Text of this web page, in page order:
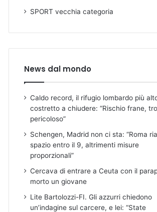
SPORTvecchia categoria
News dal mondo
Caldo record, il rifugio lombardo più
costretto a chiudere: “Rischio frane,
pericoloso”
Schengen, Madrid non ci sta: “Roma
spazio entro il 9, altrimenti misure
proporzionali”
Cercava di entrare a Ceuta con il
morto un giovane
Lite Bartolozzi-FI. Gli azzurri chiedono
un’indagine sul carcere, e lei: “State